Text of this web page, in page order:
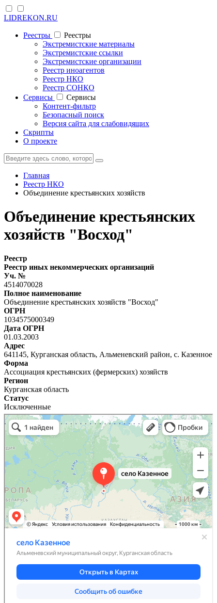
LIDREKON.RU
Реестры
Реестры
Экстремистские материалы
Экстремистские ссылки
Экстремистские организации
Реестр иноагентов
Реестр НКО
Реестр СОНКО
Cервисы
Cервисы
Контент-фильтр
Безопасный поиск
Версия сайта для слабовидящих
Скрипты
О проекте
Главная
Реестр НКО
Объединение крестьянских хозяйств
Объединение крестьянских
хозяйств "Восход"
Реестр
Реестр иных некоммерческих организаций
Уч. №
4514070028
Полное наименование
Объединение крестьянских хозяйств "Восход"
ОГРН
1034575000349
Дата ОГРН
01.03.2003
Адрес
641145, Курганская область, Альменевский район, с. Казенное
Форма
Ассоциация крестьянских (фермерских) хозяйств
Регион
Курганская область
Статус
Исключенные